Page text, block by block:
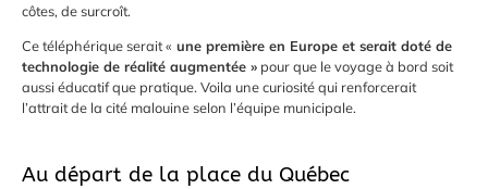
côtes, de surcroît.
Ce téléphérique serait « une première en Europe et serait doté de
technologie de réalité augmentée » pour que le voyage à bord soit
aussi éducatif que pratique. Voila une curiosité qui renforcerait
l’attrait de la cité malouine selon l’équipe municipale.
Au départ de la place du Québec